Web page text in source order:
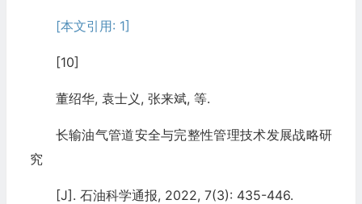
[本文引用: 1]
[10]
董绍华, 袁士义, 张来斌, 等.
长输油气管道安全与完整性管理技术发展战略研
究
[J]. 石油科学通报, 2022, 7(3): 435-446.